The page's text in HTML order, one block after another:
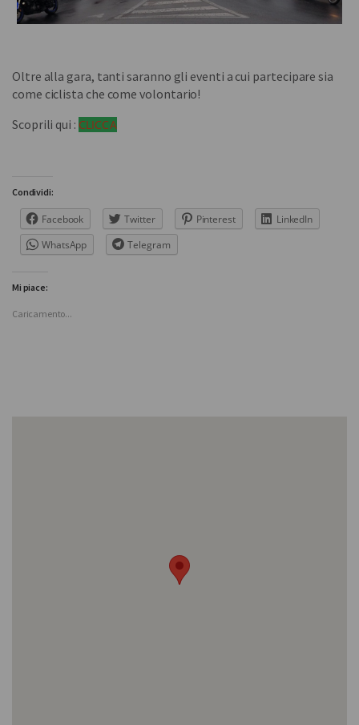
Oltre alla gara, tanti saranno gli eventi a cui partecipare sia
come ciclista che come volontario!
Scoprili qui : CLICCA
Condividi:
Facebook Twitter Pinterest
LinkedIn
WhatsApp
Telegram
Mi piace:
Caricamento...